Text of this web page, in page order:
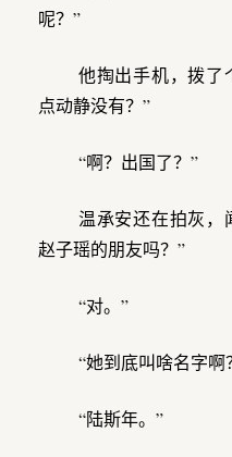
呢？”
他掏出手机，拨了
点动静没有？”
“啊？出国了？”
温承安还在拍灰，
赵子瑶的朋友吗？”
“对。”
“她到底叫啥名字啊
“陆斯年。”